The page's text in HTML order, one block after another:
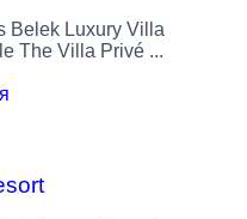
Belek Luxury Villa
The Villa Privé ...